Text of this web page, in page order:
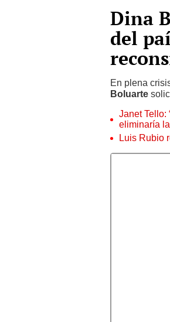
Dina
del
En plena
Boluarte
Janet Tello:
eliminaría
Luis Rubio